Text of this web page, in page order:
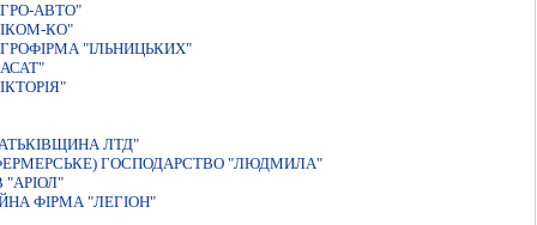
АВТО"
КО"
"IЛЬНИЦЬКИХ"
ЛТД"
ГОСПОДАРСТВО "ЛЮДМИЛА"
"АРIОЛ"
ФIРМА "ЛЕГIОН"